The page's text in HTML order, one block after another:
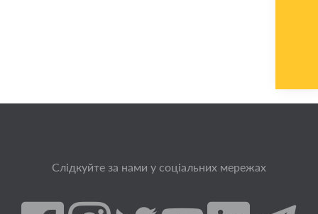
Слідкуйте за нами у соціальних мережах